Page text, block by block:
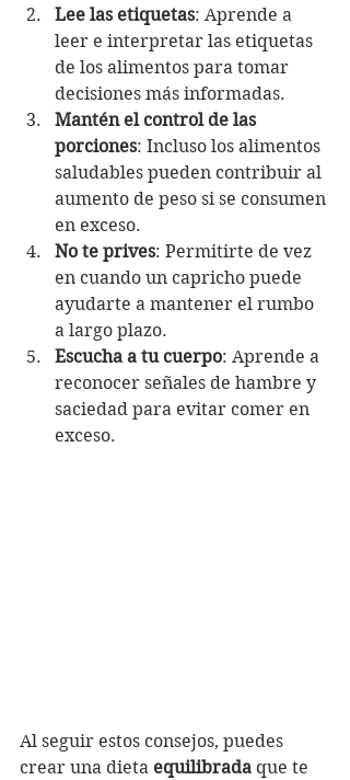
Lee las etiquetas: Aprende a
leer e interpretar las etiquetas
de los alimentos para tomar
decisiones más informadas.
Mantén el control de las
porciones: Incluso los alimentos
saludables pueden contribuir al
aumento de peso si se consumen
en exceso.
No te prives: Permitirte de vez
en cuando un capricho puede
ayudarte a mantener el rumbo
a largo plazo.
Escucha a tu cuerpo: Aprende a
reconocer señales de hambre y
saciedad para evitar comer en
exceso.
Al seguir estos consejos, puedes
crear una dieta equilibrada que te